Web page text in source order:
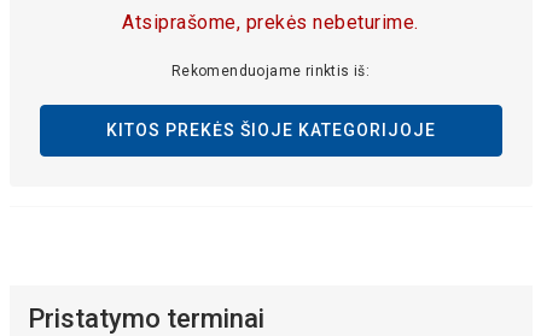
Atsiprašome, prekės nebeturime.
Rekomenduojame rinktis iš:
KITOS PREKĖS ŠIOJE KATEGORIJOJE
Pristatymo terminai